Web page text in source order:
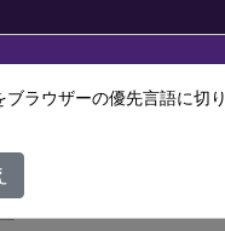
Provisioning Citrix
ブラウザーの優先言語に切